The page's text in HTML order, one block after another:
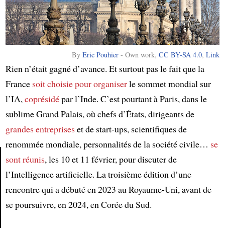
Article
ByEric Pouhier -Own work,CC BY-SA 4.0,Link
Rien n’était gagné d’avance. Et surtout pas le fait que la
France soit choisiepour organiserle sommet mondial sur
l’IA,coprésidépar l’Inde. C’est pourtant à Paris, dans le
sublime Grand Palais, où chefs d’États, dirigeants de
grandes entrepriseset de start-ups, scientifiques de
renommée mondiale, personnalités de la société civile… se
sont réunis, les 10 et 11 février, pour discuter de
l’Intelligence artificielle. La troisième édition d’une
rencontre qui a débuté en 2023 au Royaume-Uni, avant de
se poursuivre, en 2024, en Corée du Sud.